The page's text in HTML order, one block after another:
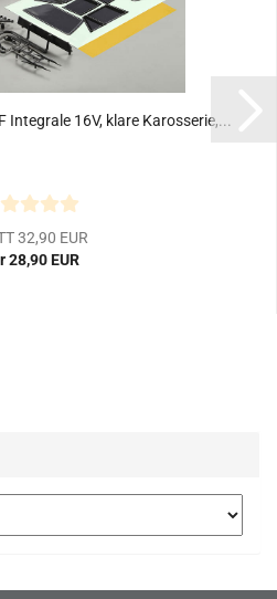
Integrale 16V, klare Karosserie,...
32,90 EUR
28,90 EUR